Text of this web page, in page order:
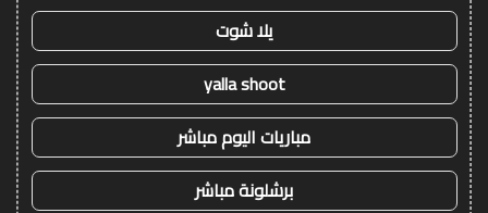
يلا شوت
yalla shoot
مباريات اليوم مباشر
برشلونة مباشر